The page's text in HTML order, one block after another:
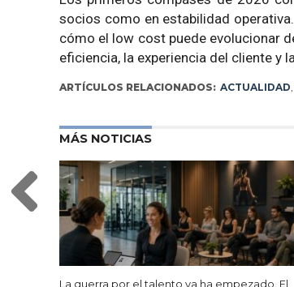
socios como en estabilidad
cómo el low cost puede evolucionar
eficiencia, la experiencia del cliente y
ARTÍCULOS RELACIONADOS: ACTUALIDAD,
MÁS NOTICIAS
La guerra por el talento ya ha empezado. El